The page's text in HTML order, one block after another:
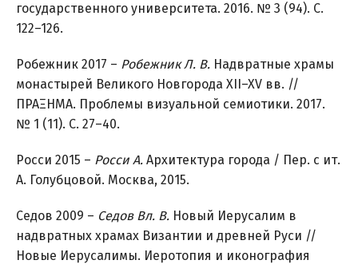
государственного университета. 2016. № 3 (94). С.
122–126.
Робежник 2017 – Робежник Л. В. Надвратные храмы
монастырей Великого Новгорода XII–XV вв. //
ΠΡΑΞΗΜΑ. Проблемы визуальной семиотики. 2017.
№ 1 (11). С. 27–40.
Росси 2015 – Росси А. Архитектура города / Пер. с ит.
А. Голубцовой. Москва, 2015.
Седов 2009 – Седов Вл. В. Новый Иерусалим в
надвратных храмах Византии и древней Руси //
Новые Иерусалимы. Иеротопия и иконография